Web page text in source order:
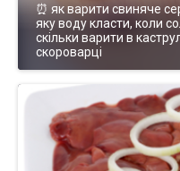
⏰ як варити свиняче
яку воду класти, коли
скільки варити в
скороварці